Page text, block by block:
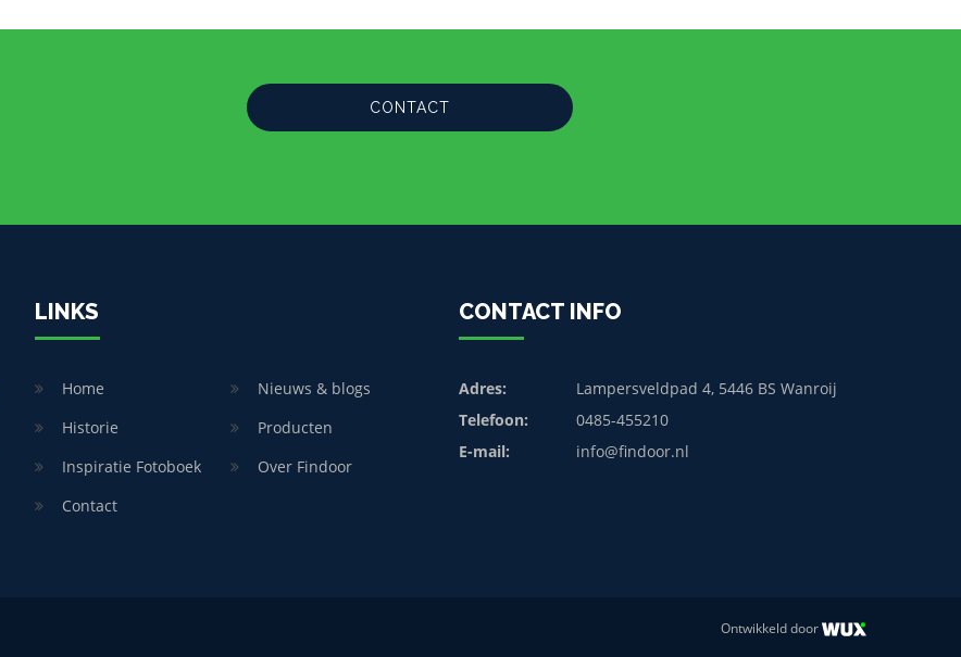
CONTACT
LINKS
Home
Nieuws & blogs
Historie
Producten
Inspiratie Fotoboek
Over Findoor
Contact
CONTACT INFO
Adres:
Lampersveldpad 4, 5446 BS Wanroij
Telefoon:
0485-455210
E-mail:
info@findoor.nl
Ontwikkeld door